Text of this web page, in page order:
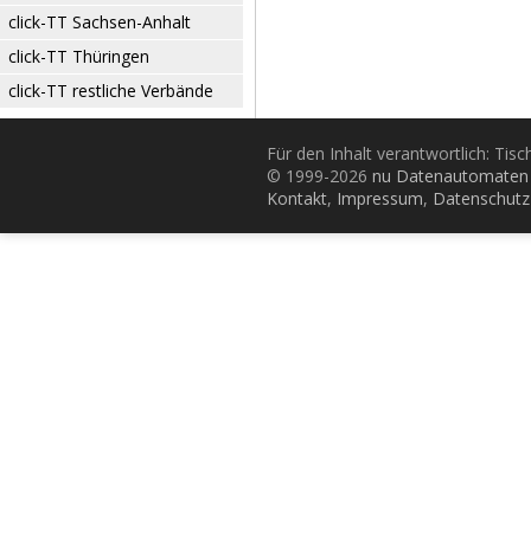
click-TT Sachsen-Anhalt
click-TT Thüringen
click-TT restliche Verbände
Für den Inhalt verantwortlich:
© 1999-2026 nu
Kontakt, Impressum, Datenschutz